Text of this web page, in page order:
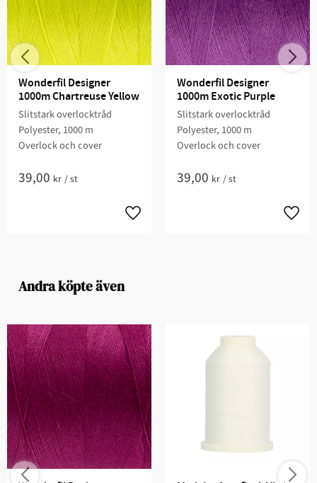
Wonderfil Designer
1000m Chartreuse Yellow
Slitstark overlocktråd
Polyester, 1000 m
Overlock och cover
39,00 kr /st
Wonderfil Designer
1000m Exotic Purple
Slitstark overlocktråd
Polyester, 1000 m
Overlock och cover
39,00 kr /st
Andra köpte även